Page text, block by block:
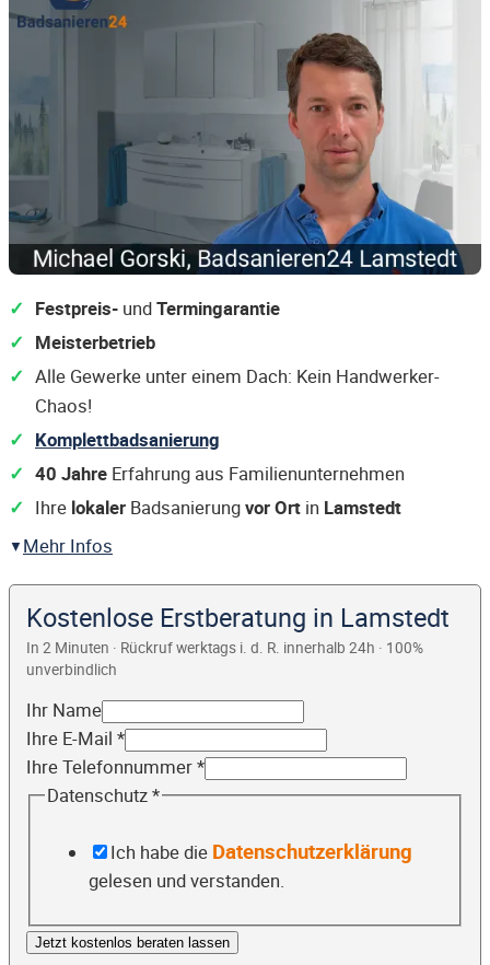
Festpreis- undTermingarantie
Meisterbetrieb
Alle Gewerke unter einem Dach: Kein Handwerker-
Chaos!
Komplettbadsanierung
40 Jahre Erfahrung aus Familienunternehmen
Ihre lokaler Badsanierungvor Ort in Lamstedt
Mehr Infos
Kostenlose Erstberatung in Lamstedt
In 2 Minuten · Rückruf werktags i. d. R. innerhalb 24h · 100%
unverbindlich
Ihr Name
Ihre E-Mail *
Ihre Telefonnummer*
Datenschutz*
Ich habe die Datenschutzerklärung
gelesen und verstanden.
Jetzt kostenlos beraten lassen